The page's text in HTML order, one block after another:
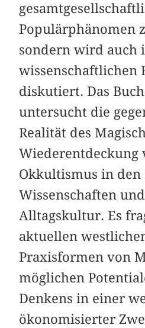
Populärphänomen
sondern wird auch
wissenschaftlichen
diskutiert. Das
untersucht die
Realität des
Wiederentdeckung
Okkultismus in den
Wissenschaften
Alltagskultur. Es
aktuellen
Praxisformen von
möglichen
Denkens in einer
ökonomisierter